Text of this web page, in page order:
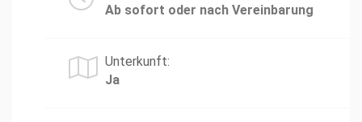
Ab sofort oder nach Vereinbarung
Unterkunft:
Ja